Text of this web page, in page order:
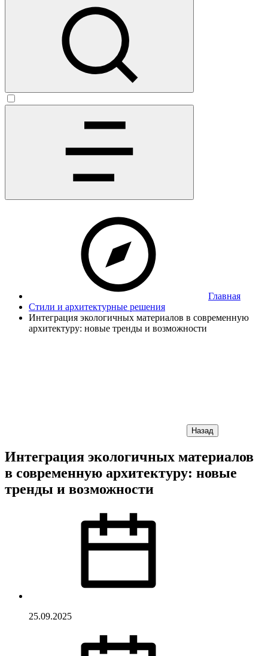
Главная
Стили и архитектурные решения
Интеграция экологичных материалов в современную
архитектуру: новые тренды и возможности
Назад
Интеграция экологичных материалов
в современную архитектуру: новые
тренды и возможности
25.09.2025